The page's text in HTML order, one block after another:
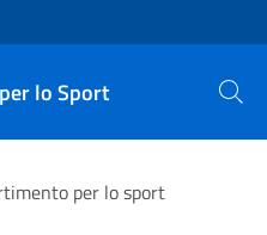
lo Sport Cerca
per lo sport